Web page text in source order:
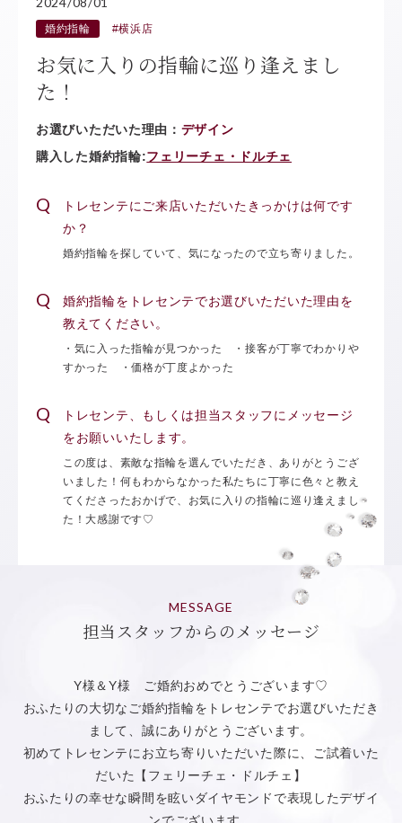
婚約指輪 #横浜店
お気に入りの指輪に巡り逢えまし
た！
お選びいただいた理由： デザイン
購入した婚約指輪:フェリーチェ・ドルチェ
トレセンテにご来店いただいたきっかけは何です
か？
婚約指輪を探していて、気になったので立ち寄りました。
婚約指輪をトレセンテでお選びいただいた理由を
教えてください。
・気に入った指輪が見つかった ・接客が丁寧でわかりや
すかった ・価格が丁度よかった
トレセンテ、もしくは担当スタッフにメッセージ
をお願いいたします。
この度は、素敵な指輪を選んでいただき、ありがとうござ
いました！何もわからなかった私たちに丁寧に色々と教え
てくださったおかげで、お気に入りの指輪に巡り逢えまし
た！大感謝です♡
MESSAGE
担当スタッフからのメッセージ
Y様＆Y様 ご婚約おめでとうございます♡
おふたりの大切なご婚約指輪をトレセンテでお選びいただき
まして、誠にありがとうございます。
初めてトレセンテにお立ち寄りいただいた際に、ご試着いた
だいた【フェリーチェ・ドルチェ】
おふたりの幸せな瞬間を眩いダイヤモンドで表現したデザイ
ンでございます。